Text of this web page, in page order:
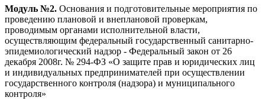
Модуль №2. Основания и подготовительные мероприятия по
проведению плановой и внеплановой проверкам,
проводимым органами исполнительной власти,
осуществляющим федеральный государственный санитарно-
эпидемиологический надзор - Федеральный закон от 26
декабря 2008г. № 294-ФЗ «О защите прав и юридических лиц
и индивидуальных предпринимателей при осуществлении
государственного контроля (надзора) и муниципального
контроля»